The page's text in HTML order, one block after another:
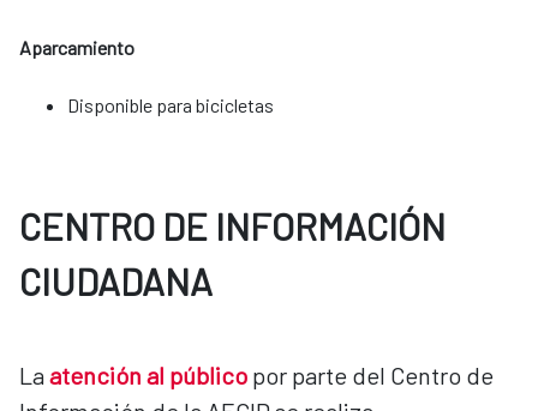
Aparcamiento
​​​​​​​Disponible para bicicletas
CENTRO DE INFORMACIÓN
CIUDADANA
Laatención al público por parte del Centro de